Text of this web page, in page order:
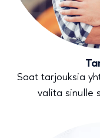
Saat tarjouksia
valita sinulle